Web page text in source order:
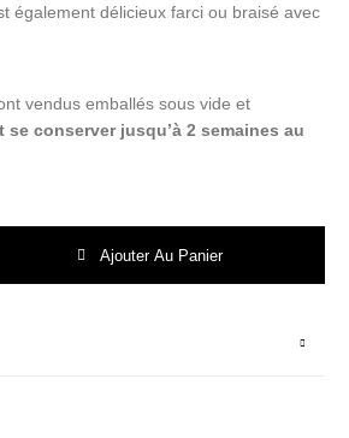
également délicieux farci ou braisé avec
vendus emballés sous vide et
se conserver jusqu’à 2 semaines au
Ajouter Au Panier